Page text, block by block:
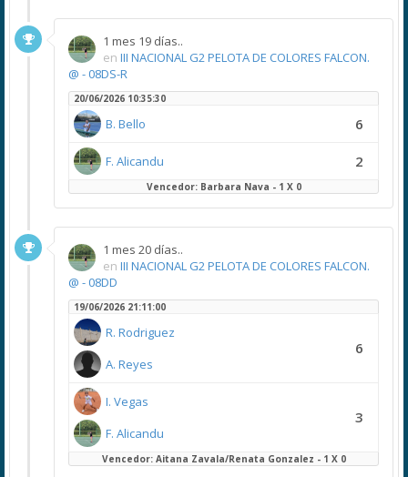
1 mes 19 días..
en III NACIONAL G2 PELOTA DE COLORES FALCON.
@ - 08DS-R
20/06/2026 10:35:30
B. Bello 6
F. Alicandu 2
Vencedor: Barbara Nava - 1 X 0
1 mes 20 días..
en III NACIONAL G2 PELOTA DE COLORES FALCON.
@ - 08DD
19/06/2026 21:11:00
R. Rodriguez
A. Reyes
6
I. Vegas
F. Alicandu
3
Vencedor: Aitana Zavala/Renata Gonzalez - 1 X 0